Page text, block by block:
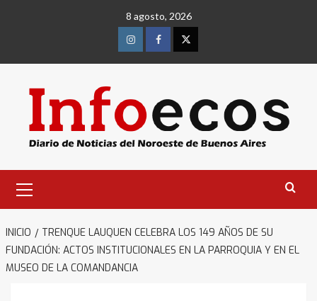
8 agosto, 2026
InstagramFacebookTwitter
primario
INICIO
TRENQUE LAUQUEN CELEBRA LOS 149 AÑOS DE SU
FUNDACIÓN: ACTOS INSTITUCIONALES EN LA PARROQUIA Y EN EL
MUSEO DE LA COMANDANCIA